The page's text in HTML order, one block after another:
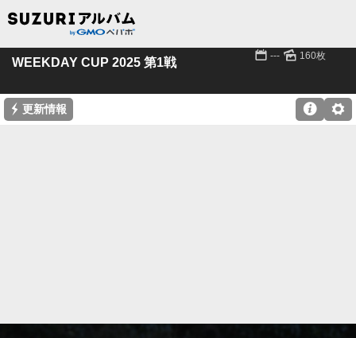
WEEKDAY CUP 2025 第1戦 📅 --- 🌄 160枚
⚡ 更新情報 ⚙
